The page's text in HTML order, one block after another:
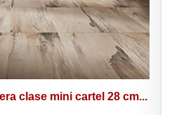
clase mini cartel 28 cm...